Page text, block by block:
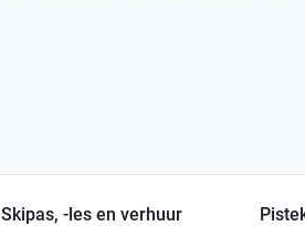
Skipas, -les en verhuur